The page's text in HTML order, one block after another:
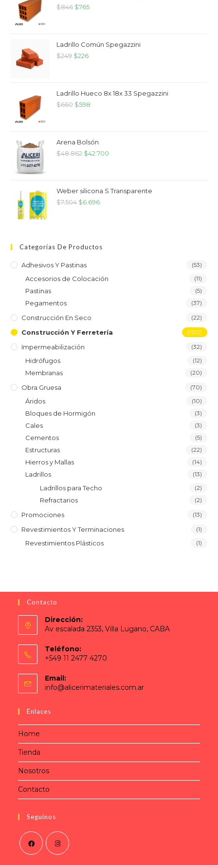
$846 $765
Ladrillo Común Spegazzini
$249 $226
Ladrillo Hueco 8x 18x 33 Spegazzini
$660 $598
Arena Bolsón
$48.862 $42.700
Weber silicona S Transparente
$7.504 $6.696
Categorías De Productos
Adhesivos Y Pastinas (53)
Accesorios de Colocación (11)
Pastinas (5)
Pegamentos (37)
Construcción En Seco (22)
Construcción Y Ferretería (100)
Impermeabilización (32)
Hidrófugos (12)
Membranas (20)
Obra Gruesa (70)
Áridos (10)
Bloques de Hormigón (3)
Cales (3)
Cementos (5)
Estructuras (22)
Hierros y Mallas (14)
Ladrillos (13)
Ladrillos para Techo (2)
Refractarios (2)
Promociones (13)
Revestimientos Y Terminaciones (1)
Revestimientos Plásticos (1)
Contacto
Dirección:
Av escalada 2353, Villa Lugano, CABA
Teléfono:
+549 11 2477 4270
Email:
info@alicerimateriales.com.ar
Enlaces
Home
Tienda
Nosotros
Contacto
Seguinos